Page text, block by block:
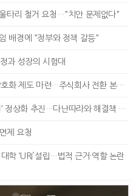
타리 철거 요청…"치안 문제없다"
배경에 “정부와 정책 갈등"
과 성장의 시험대
제도 마련…주식회사 전환 본격화
상화 추진…다난따라와 해결책 모색
제 요청
학 ‘URI’설립…법적 근거·역할 논란